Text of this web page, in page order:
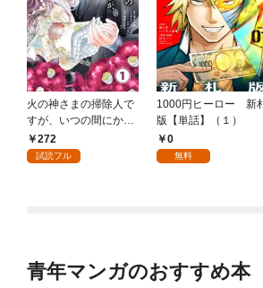
火の神さまの掃除人で
すが、いつの間にか花
嫁として溺愛されてい
ます【単話】（１）
272
試読フル
1000円ヒーロー 新
版【単話】（１）
0
無料
青年マンガのおすすめ本